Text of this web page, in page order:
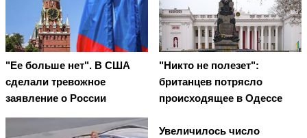
"Ее больше нет". В США
сделали тревожное
заявление о России
"Никто не полезет":
британцев потрясло
происходящее в Одессе
Увеличилось число